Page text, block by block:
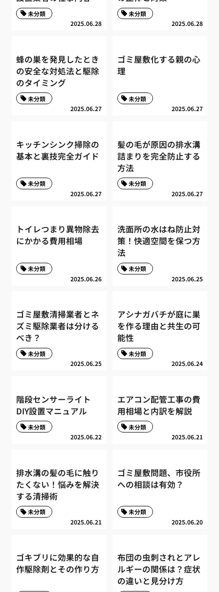
2025.06.28
未分類
2025.06.28
未分類
蜂の巣を発見したとき
の安全な対処法と駆除
のタイミング
2025.06.27
未分類
ゴミ屋敷化する親の心
理
2025.06.27
未分類
キッチンシンク掃除の
基本と裏技完全ガイド
2025.06.27
未分類
髪の毛が原因の排水溝
詰まりを完全防止する
方法
2025.06.27
未分類
トイレつまり異物除去
にかかる費用相場
2025.06.26
未分類
洗面所の水はね防止対
策！快適空間を保つ方
法
2025.06.25
未分類
ゴミ屋敷清掃業者とネ
ズミ駆除業者は分ける
べき？
2025.06.25
未分類
アシナガバチが庭に巣
を作る理由と共生の可
能性
2025.06.24
未分類
階段センサーライト
DIY設置マニュアル
2025.06.22
未分類
エアコン配管工事の費
用相場と内訳を解説
2025.06.21
未分類
排水溝の髪の毛に触り
たくない！悩みを解決
する清掃術
2025.06.21
未分類
ゴミ屋敷問題、市役所
への相談は有効？
2025.06.20
未分類
ゴキブリに効果的な自
作駆除剤とその作り方
布団の虫刺されとアレ
ルギーの関係は？症状
の違いと見分け方